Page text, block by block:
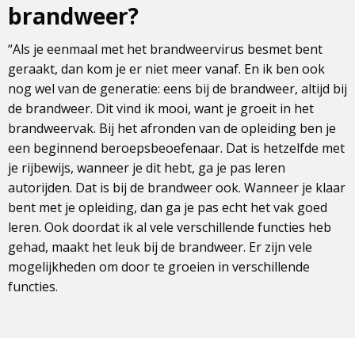
brandweer?
“Als je eenmaal met het brandweervirus besmet bent
geraakt, dan kom je er niet meer vanaf. En ik ben ook
nog wel van de generatie: eens bij de brandweer, altijd bij
de brandweer. Dit vind ik mooi, want je groeit in het
brandweervak. Bij het afronden van de opleiding ben je
een beginnend beroepsbeoefenaar. Dat is hetzelfde met
je rijbewijs, wanneer je dit hebt, ga je pas leren
autorijden. Dat is bij de brandweer ook. Wanneer je klaar
bent met je opleiding, dan ga je pas echt het vak goed
leren. Ook doordat ik al vele verschillende functies heb
gehad, maakt het leuk bij de brandweer. Er zijn vele
mogelijkheden om door te groeien in verschillende
functies.